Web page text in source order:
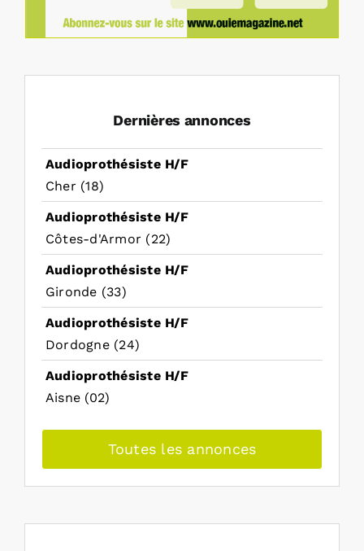
Dernières annonces
Audioprothésiste H/F
Cher (18)
Audioprothésiste H/F
Côtes-d'Armor (22)
Audioprothésiste H/F
Gironde (33)
Audioprothésiste H/F
Dordogne (24)
Audioprothésiste H/F
Aisne (02)
Toutes les annonces